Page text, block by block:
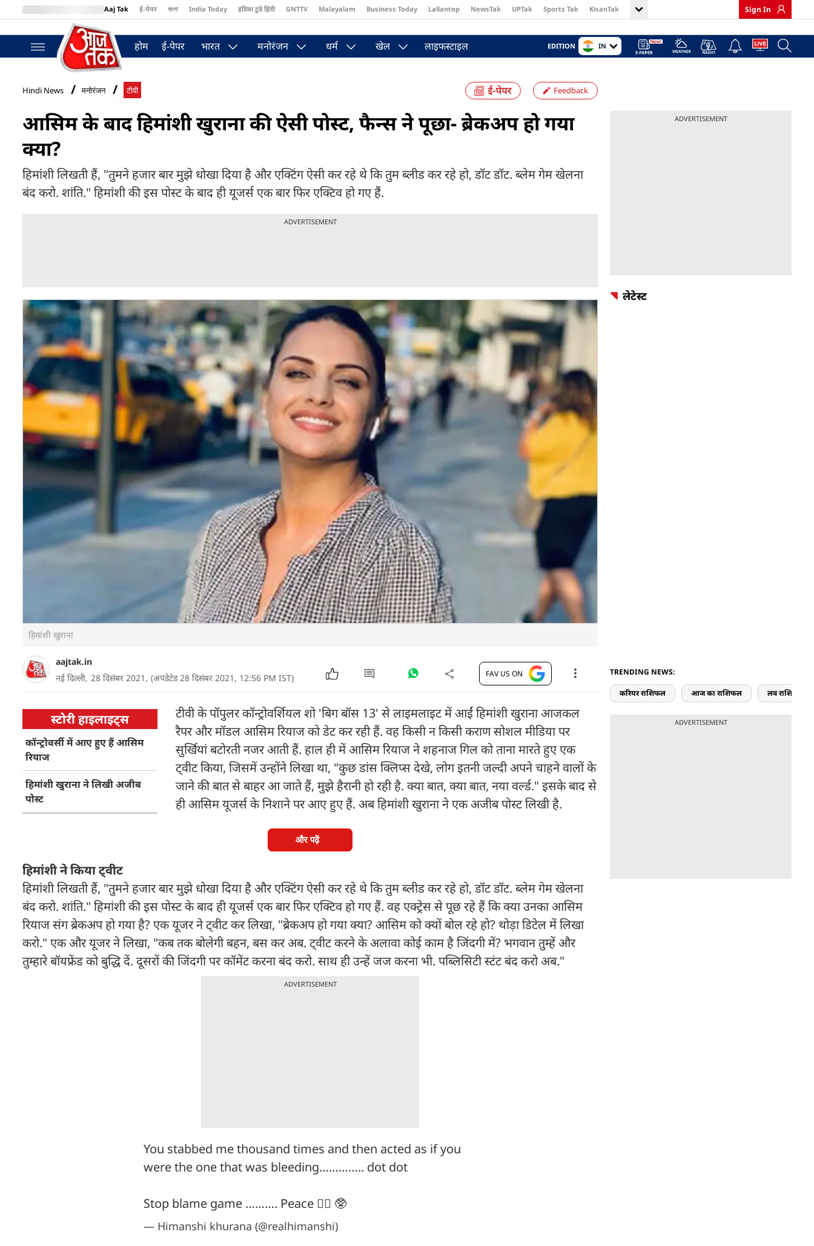
Aaj Tak ई-पेपर বাংলা India Today इंडिया टुडे हिंदी GNTTV Malayalam Business Today Lallantop NewsTak UPTak Sports Tak KisanTak
BT Bazaar
Sign In
होम ई-पेपर भारत मनोरंजन धर्म खेल लाइफस्टाइल EDITION IN
Hindi News मनोरंजन टीवी Feedback
आसिम के बाद हिमांशी खुराना की ऐसी पोस्ट, फैन्स ने पूछा- ब्रेकअप हो गया
क्या?
हिमांशी लिखती हैं, "तुमने हजार बार मुझे धोखा दिया है और एक्टिंग ऐसी कर रहे थे कि तुम ब्लीड कर रहे हो, डॉट डॉट. ब्लेम गेम खेलना
बंद करो. शांति." हिमांशी की इस पोस्ट के बाद ही यूजर्स एक बार फिर एक्टिव हो गए हैं.
ADVERTISEMENT
हिमांशी खुराना
aajtak.in
नई दिल्ली, 28 दिसंबर 2021, (अपडेटेड 28 दिसंबर 2021, 12:56 PM IST) FAV US ON
स्टोरी हाइलाइट्स
कॉन्ट्रोवर्सी में आए हुए हैं आसिम
रियाज
हिमांशी खुराना ने लिखी अजीब
पोस्ट
टीवी के पॉपुलर कॉन्ट्रोवर्शियल शो 'बिग बॉस 13' से लाइमलाइट में आईं हिमांशी खुराना आजकल
रैपर और मॉडल आसिम रियाज को डेट कर रही हैं. वह किसी न किसी कराण सोशल मीडिया पर
सुर्खियां बटोरती नजर आती हैं. हाल ही में आसिम रियाज ने शहनाज गिल को ताना मारते हुए एक
ट्वीट किया, जिसमें उन्होंने लिखा था, "कुछ डांस क्लिप्स देखे, लोग इतनी जल्दी अपने चाहने वालों के
जाने की बात से बाहर आ जाते हैं, मुझे हैरानी हो रही है. क्या बात, क्या बात, नया वर्ल्ड." इसके बाद से
ही आसिम यूजर्स के निशाने पर आए हुए हैं. अब हिमांशी खुराना ने एक अजीब पोस्ट लिखी है.
और पढ़ें
हिमांशी ने किया ट्वीट
हिमांशी लिखती हैं, "तुमने हजार बार मुझे धोखा दिया है और एक्टिंग ऐसी कर रहे थे कि तुम ब्लीड कर रहे हो, डॉट डॉट. ब्लेम गेम खेलना
बंद करो. शांति." हिमांशी की इस पोस्ट के बाद ही यूजर्स एक बार फिर एक्टिव हो गए हैं. वह एक्ट्रेस से पूछ रहे हैं कि क्या उनका आसिम
रियाज संग ब्रेकअप हो गया है? एक यूजर ने ट्वीट कर लिखा, "ब्रेकअप हो गया क्या? आसिम को क्यों बोल रहे हो? थोड़ा डिटेल में लिखा
करो." एक और यूजर ने लिखा, "कब तक बोलेगी बहन, बस कर अब. ट्वीट करने के अलावा कोई काम है जिंदगी में? भगवान तुम्हें और
तुम्हारे बॉयफ्रेंड को बुद्धि दें. दूसरों की जिंदगी पर कॉमेंट करना बंद करो. साथ ही उन्हें जज करना भी. पब्लिसिटी स्टंट बंद करो अब."
ADVERTISEMENT
You stabbed me thousand times and then acted as if you
were the one that was bleeding………….. dot dot
Stop blame game ………. Peace ✌🏼 🥸
— Himanshi khurana (@realhimanshi)
ADVERTISEMENT
लेटेस्ट
TRENDING NEWS:
करियर राशिफल आज का राशिफल लव राशिफल
ADVERTISEMENT